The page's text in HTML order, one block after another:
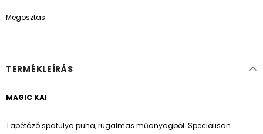
Megosztás
TERMÉKLEÍRÁS
MAGIC KAI
Tapétázó spatulya puha, rugalmas műanyagból. Speciálisan